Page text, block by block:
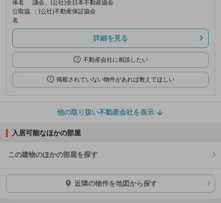
体名
議会、(公社)全日本不動産協会
公取協
名
：(公社)不動産保証協会
詳細を見る
不動産会社に相談したい
掲載されていない物件があれば教えてほしい
他の取り扱い不動産会社を表示
入居可能なほかの部屋
この建物のほかの部屋を探す
ほかの部屋を検索中…
近隣の物件を地図から探す